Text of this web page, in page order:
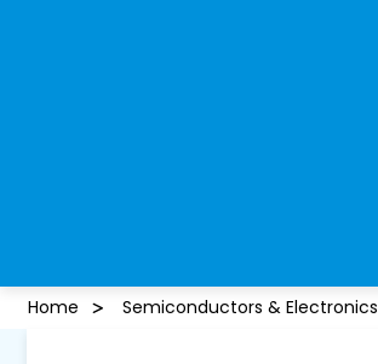
Home Semiconductors & Electronics